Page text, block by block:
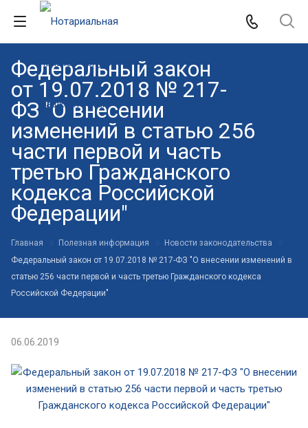
Федеральный закон
от 19.07.2018 № 217-
ФЗ "О внесении
изменений в статью 256
части первой и часть
третью Гражданского
кодекса Российской
Федерации"
Главная Полезная информация
Новости законодательства
Федеральный закон от 19.07.2018 № 217-ФЗ "О внесении изменений в
статью 256 части первой и часть третью Гражданского кодекса
Российской Федерации"
06.06.2019